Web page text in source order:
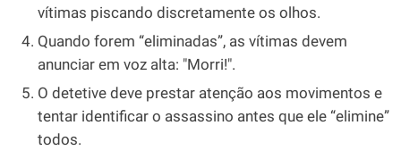
vítimas piscando discretamente os olhos.
Quando forem “eliminadas”, as vítimas devem
anunciar em voz alta: "Morri!".
O detetive deve prestar atenção aos movimentos e
tentar identificar o assassino antes que ele “elimine”
todos.